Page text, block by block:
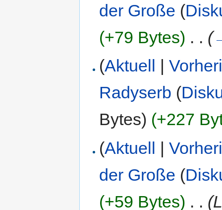
der Große (
(+79 Bytes) . . (
(Aktuell |
Radyserb (
Bytes) (+227
(Aktuell |
der Große (
(+59 Bytes) . .